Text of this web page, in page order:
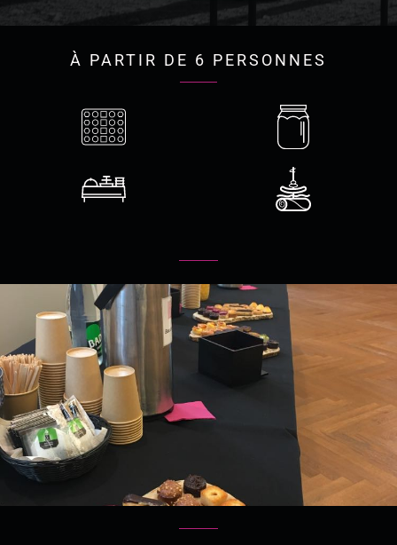
À PARTIR DE 6 PERSONNES